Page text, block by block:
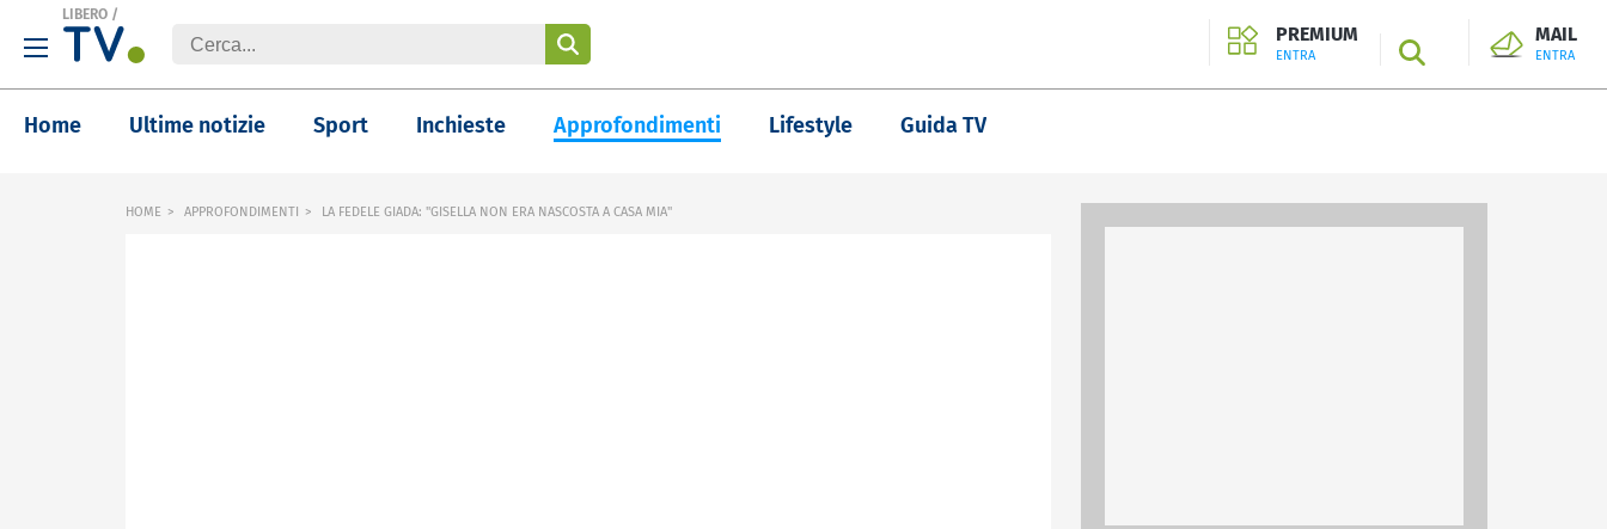
LIBERO /
PREMIUM
ENTRA SEARCH
MAIL
ENTRA
Home Ultime notizie Sport Inchieste Approfondimenti Lifestyle Guida TV
HOME APPROFONDIMENTI LA FEDELE GIADA: "GISELLA NON ERA NASCOSTA A CASA MIA"